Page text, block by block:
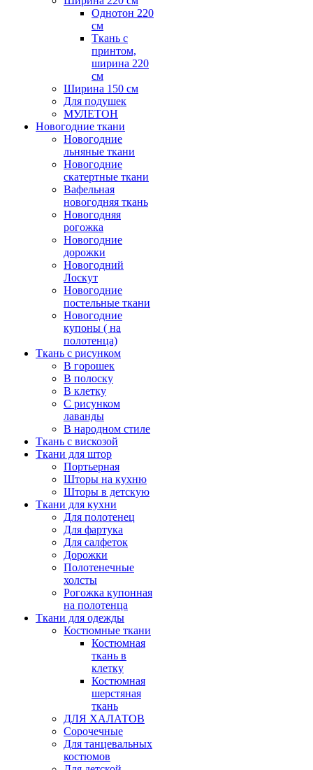
Однотон 220
см
Ткань с
принтом,
ширина 220
см
Ширина 150 см
Для подушек
МУЛЕТОН
Новогодние ткани
Новогодние
льняные ткани
Новогодние
скатертные ткани
Вафельная
новогодняя ткань
Новогодняя
рогожка
Новогодние
дорожки
Новогодний
Лоскут
Новогодние
постельные ткани
Новогодние
купоны ( на
полотенца)
Ткань с рисунком
В горошек
В полоску
В клетку
С рисунком
лаванды
В народном стиле
Ткань с вискозой
Ткани для штор
Портьерная
Шторы на кухню
Шторы в детскую
Ткани для кухни
Для полотенец
Для фартука
Для салфеток
Дорожки
Полотенечные
холсты
Рогожка купонная
на полотенца
Ткани для одежды
Костюмные ткани
Костюмная
ткань в
клетку
Костюмная
шерстяная
ткань
ДЛЯ ХАЛАТОВ
Сорочечные
Для танцевальных
костюмов